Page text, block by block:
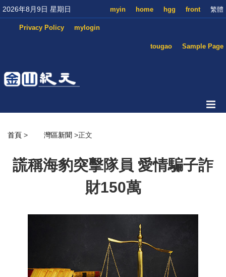
2026年8月9日 星期日 繁體
front
hgg
home
myin
mylogin
Privacy Policy
Sample Page
tougao
首頁 > 灣區新聞 >正文
謊稱海豹突擊隊員 愛情騙子詐
財150萬